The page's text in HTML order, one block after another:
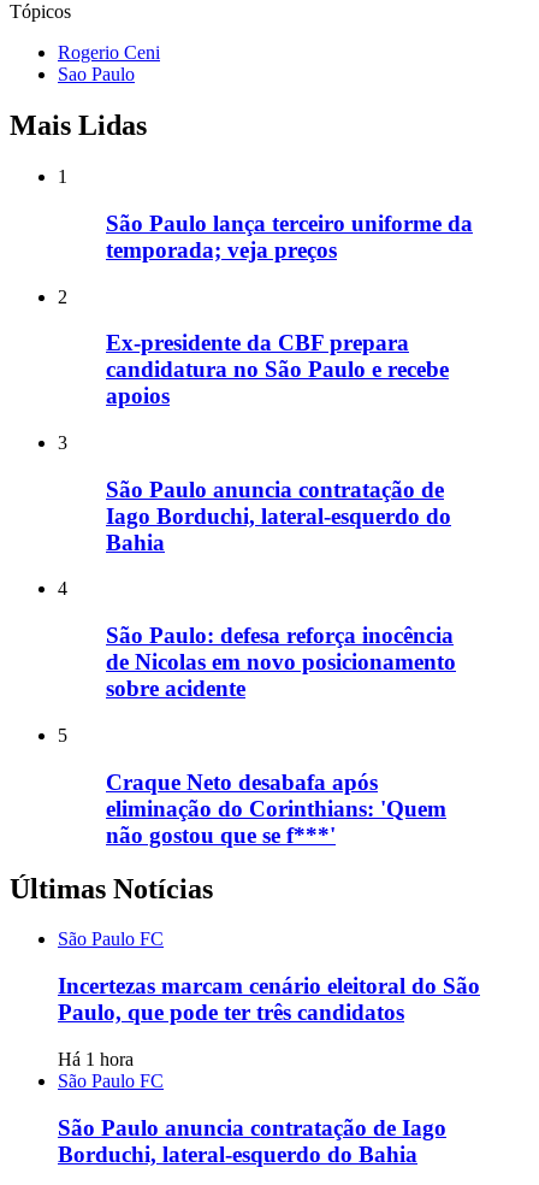
Tópicos
Rogerio Ceni
Sao Paulo
Mais Lidas
1
São Paulo lança terceiro uniforme da
temporada; veja preços
2
Ex-presidente da CBF prepara
candidatura no São Paulo e recebe
apoios
3
São Paulo anuncia contratação de
Iago Borduchi, lateral-esquerdo do
Bahia
4
São Paulo: defesa reforça inocência
de Nicolas em novo posicionamento
sobre acidente
5
Craque Neto desabafa após
eliminação do Corinthians: 'Quem
não gostou que se f***'
Últimas Notícias
São Paulo FC
Incertezas marcam cenário eleitoral do São
Paulo, que pode ter três candidatos
Há 1 hora
São Paulo FC
São Paulo anuncia contratação de Iago
Borduchi, lateral-esquerdo do Bahia